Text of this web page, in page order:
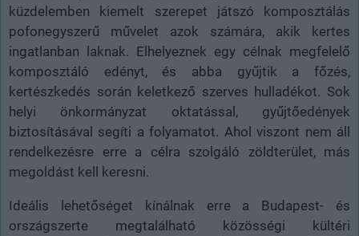
küzdelemben kiemelt szerepet játszó komposztálás
pofonegyszerű művelet azok számára, akik kertes
ingatlanban laknak. Elhelyeznek egy célnak megfelelő
komposztáló edényt, és abba gyűjtik a főzés,
kertészkedés során keletkező szerves hulladékot. Sok
helyi önkormányzat oktatással, gyűjtőedények
biztosításával segíti a folyamatot. Ahol viszont nem áll
rendelkezésre erre a célra szolgáló zöldterület, más
megoldást kell keresni.
Ideális lehetőséget kínálnak erre a Budapest- és
országszerte megtalálható közösségi kültéri